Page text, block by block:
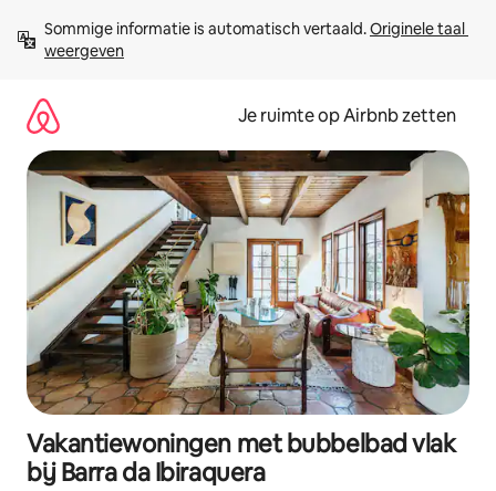
direct
naar
Sommige informatie is automatisch vertaald. Originele taal
weergeven
Je ruimte op Airbnb zetten
Vakantiewoningen met bubbelbad vlak
bij Barra da Ibiraquera